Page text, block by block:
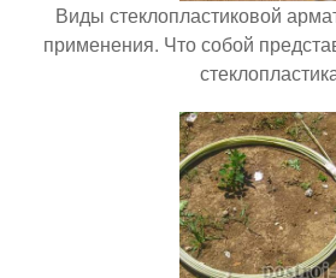
Виды стеклопластиковой
применения. Что собой